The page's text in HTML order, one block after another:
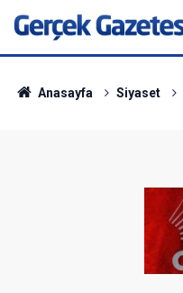
Anasayfa Siyaset